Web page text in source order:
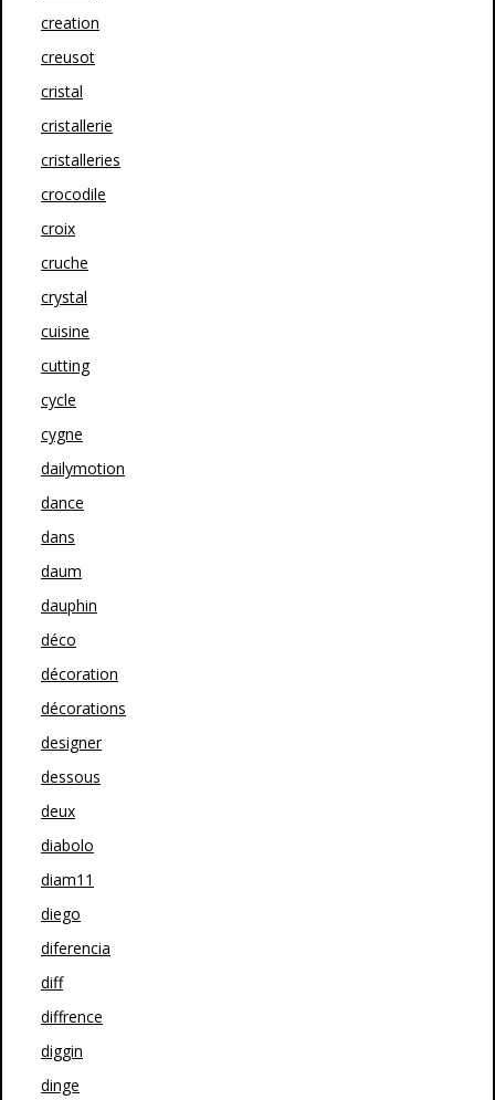
creation
creusot
cristal
cristallerie
cristalleries
crocodile
croix
cruche
crystal
cuisine
cutting
cycle
cygne
dailymotion
dance
dans
daum
dauphin
déco
décoration
décorations
designer
dessous
deux
diabolo
diam11
diego
diferencia
diff
diffrence
diggin
dinge